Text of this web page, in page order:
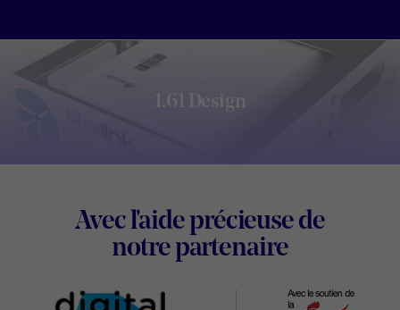
1.61 Design
Avec l'aide précieuse de
notre partenaireDigital